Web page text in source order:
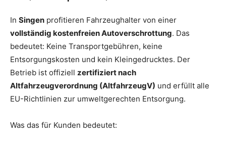
In Singen profitieren Fahrzeughalter von einer
vollständig kostenfreien Autoverschrottung. Das
bedeutet: Keine Transportgebühren, keine
Entsorgungskosten und kein Kleingedrucktes. Der
Betrieb ist offiziell zertifiziert nach
Altfahrzeugverordnung (AltfahrzeugV) und erfüllt alle
EU-Richtlinien zur umweltgerechten Entsorgung.
Was das für Kunden bedeutet: